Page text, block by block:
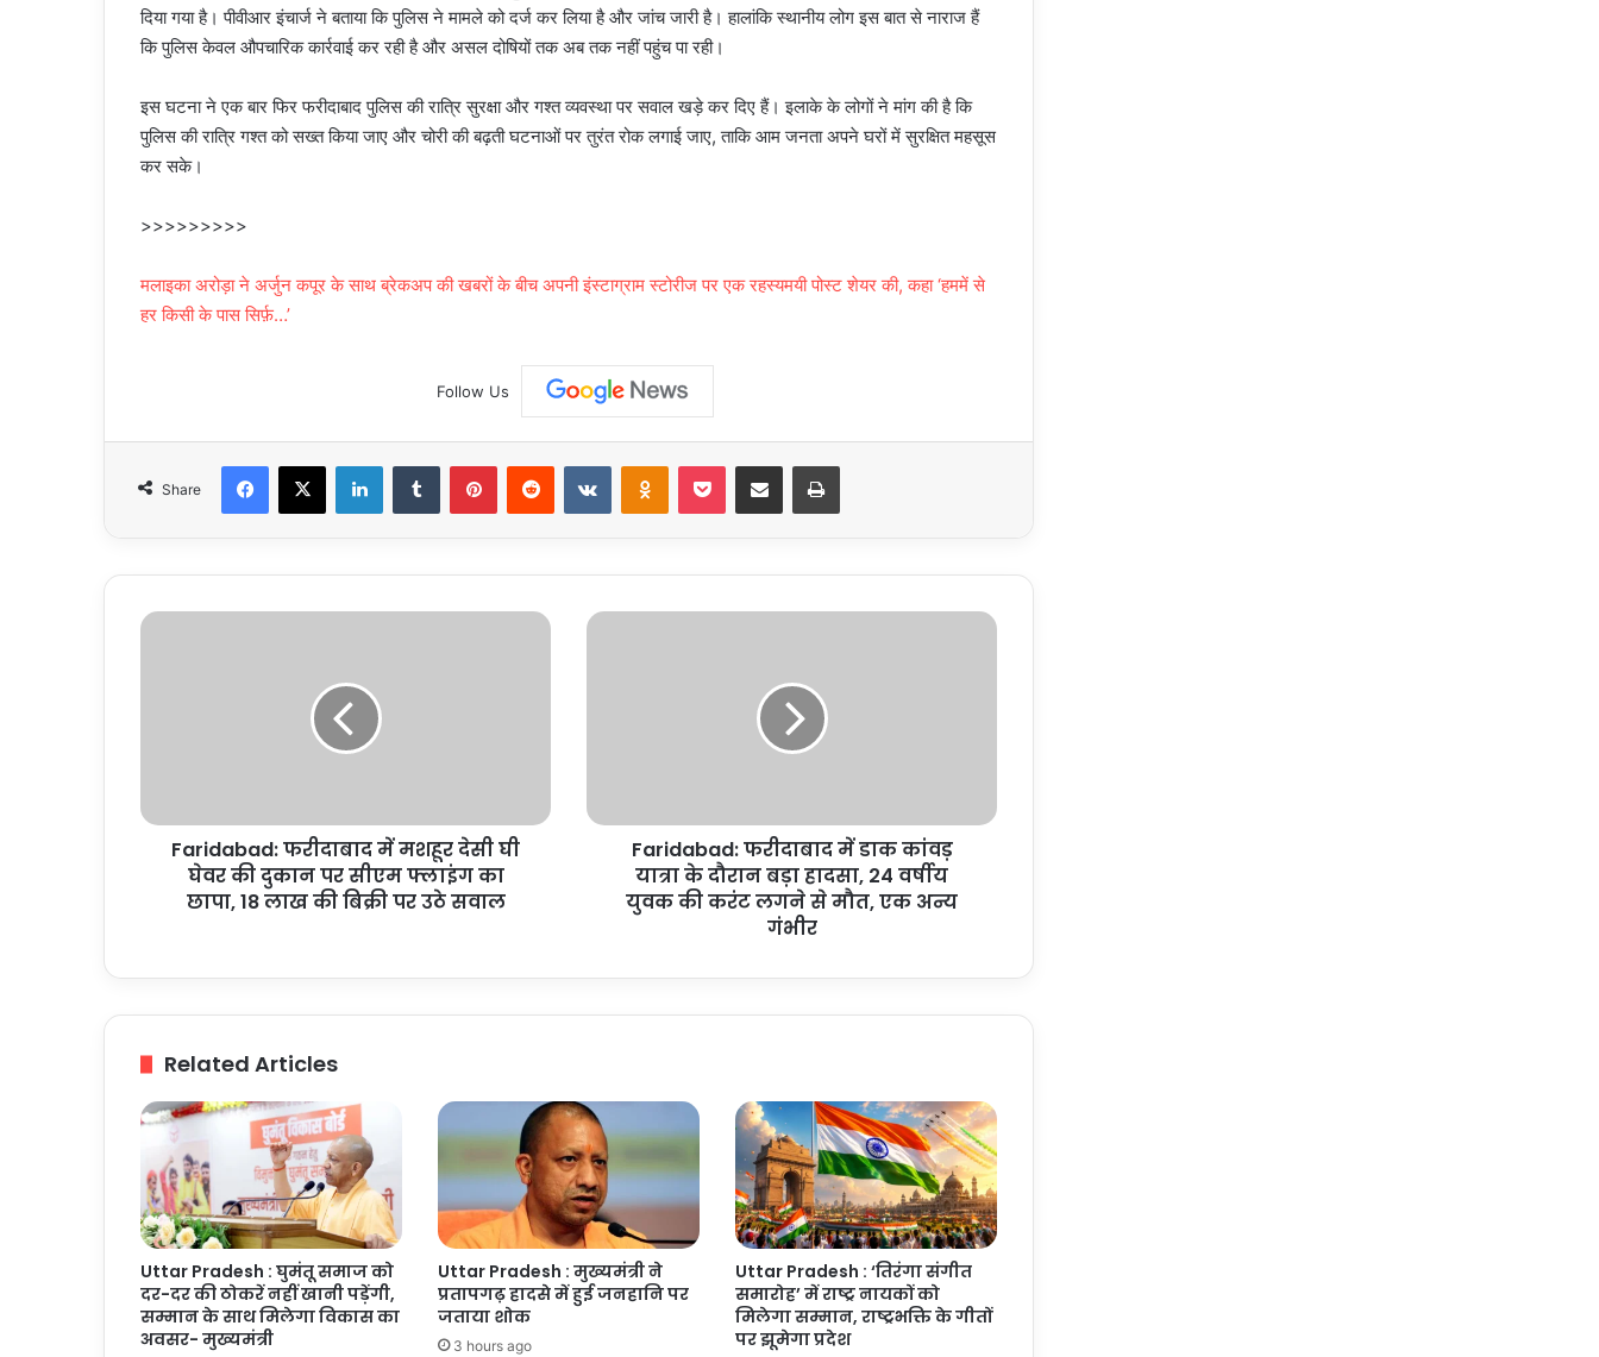
दिया गया है। पीवीआर इंचार्ज ने बताया कि पुलिस ने मामले को दर्ज कर लिया है और जांच जारी है। हालांकि स्थानीय लोग इस बात से नाराज हैं
कि पुलिस केवल औपचारिक कार्रवाई कर रही है और असल दोषियों तक अब तक नहीं पहुंच पा रही।
इस घटना ने एक बार फिर फरीदाबाद पुलिस की रात्रि सुरक्षा और गश्त व्यवस्था पर सवाल खड़े कर दिए हैं। इलाके के लोगों ने मांग की है कि
पुलिस की रात्रि गश्त को सख्त किया जाए और चोरी की बढ़ती घटनाओं पर तुरंत रोक लगाई जाए, ताकि आम जनता अपने घरों में सुरक्षित महसूस
कर सके।
>>>>>>>>>
मलाइका अरोड़ा ने अर्जुन कपूर के साथ ब्रेकअप की खबरों के बीच अपनी इंस्टाग्राम स्टोरीज पर एक रहस्यमयी पोस्ट शेयर की, कहा ‘हममें से
हर किसी के पास सिर्फ़…’
Follow Us
Share
Facebook
X LinkedInTumblr PinterestReddit VKontakteOdnoklassniki
Pocket Share via Email Print
Faridabad:
दुकान
की
पर
सवाल
Faridabad: फरीदाबाद में मशहूर देसी घी
घेवर की दुकान पर सीएम फ्लाइंग का
छापा, 18 लाख की बिक्री पर उठे सवाल
Faridabad:
बड़ा
से
गंभीर
Faridabad: फरीदाबाद में डाक कांवड़
यात्रा के दौरान बड़ा हादसा, 24 वर्षीय
युवक की करंट लगने से मौत, एक अन्य
गंभीर
Related Articles
Uttar Pradesh : घुमंतू समाज को
दर-दर की ठोकरें नहीं खानी पड़ेंगी,
सम्मान के साथ मिलेगा विकास का
अवसर- मुख्यमंत्री
Uttar Pradesh : मुख्यमंत्री ने
प्रतापगढ़ हादसे में हुई जनहानि पर
जताया शोक
3 hours ago
Uttar Pradesh : ‘तिरंगा संगीत
समारोह’ में राष्ट्र नायकों को
मिलेगा सम्मान, राष्ट्रभक्ति के गीतों
पर झूमेगा प्रदेश